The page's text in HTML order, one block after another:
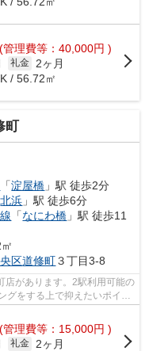
(管理費等：40,000円 )
礼金
2ヶ月
/ 56.72㎡
町
「淀屋橋 」駅 徒歩2分
北浜 」駅 徒歩6分
「なにわ橋 」駅 徒歩11
区道修町３丁目3-8
店があります。2駅利用可能の
グをする上で抑えたいポイン
(管理費等：15,000円 )
礼金
2ヶ月